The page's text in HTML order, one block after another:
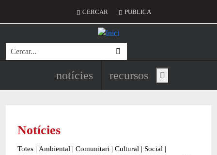
Menú del compte d'usuari
CERCAR PUBLICA
Cerca
Navegació principal de
notícies recursos Show main menu
Notícies
Totes | Ambiental | Comunitari | Cultural | Social |